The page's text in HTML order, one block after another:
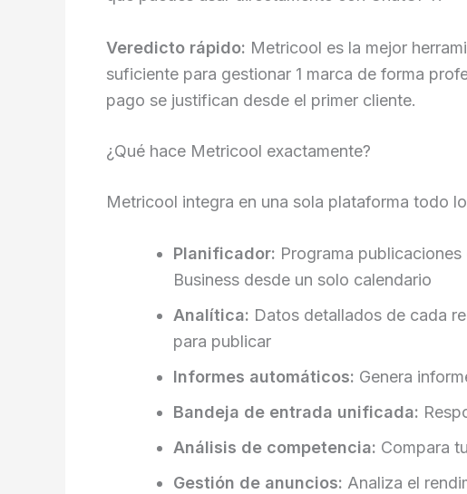
Veredicto rápido: Metricool es la mejor
suficiente para gestionar 1 marca de forma
pago se justifican desde el primer cliente.
¿Qué hace Metricool exactamente?
Metricool integra en una sola plataforma todo
Planificador: Programa
Business desde un solo calendario
Analítica: Datos detallados de cada
para publicar
Informes automáticos: Genera
Bandeja de entrada unificada:
Análisis de competencia: Compara
Gestión de anuncios: Analiza el